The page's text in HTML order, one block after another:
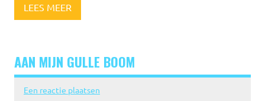
LEES MEER
AAN MIJN GULLE BOOM
Een reactie plaatsen